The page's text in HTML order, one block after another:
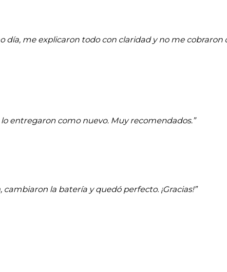
día, me explicaron todo con claridad y no me cobraron
entregaron como nuevo. Muy recomendados.”
la batería y quedó perfecto. ¡Gracias!”